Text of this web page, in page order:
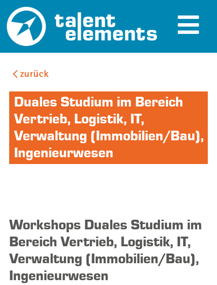
zurück
Duales Studium im Bereich
Vertrieb, Logistik, IT,
Verwaltung (Immobilien/Bau),
Ingenieurwesen
Workshops Duales Studium im
Bereich Vertrieb, Logistik, IT,
Verwaltung (Immobilien/Bau),
Ingenieurwesen